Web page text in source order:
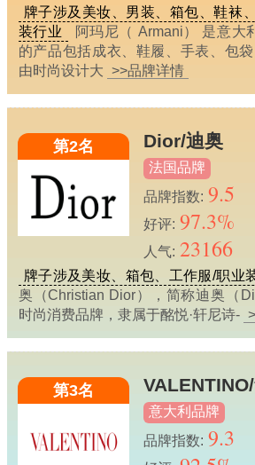
牌子涉及美妆、男装、箱包、鞋袜
装行业
阿玛尼（ Armani） 是意大
的产品包括成衣、鞋履、手表、包
由时尚设计大 >>品牌详情
第2名 Dior/迪奥
法国品牌
品牌指数: 9.5
好评: 97.3%
人气: 23166
牌子涉及美妆、箱包、工作服/职业
奥（Christian Dior），简称迪奥（
时尚消费品牌，隶属于酩悦·轩尼诗-
第3名
意大利品牌
品牌指数: 9.3